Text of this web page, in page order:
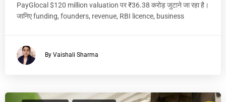
PayGlocal $120 million valuation पर ₹36.38 करोड़ जुटाने जा रहा है।
जानिए funding, founders, revenue, RBI licence, business
By Vaishali Sharma